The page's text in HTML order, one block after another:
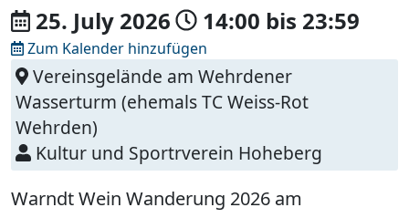
25. July 2026 14:00 bis 23:59
Zum Kalender hinzufügen
Vereinsgelände am Wehrdener
Wasserturm (ehemals TC Weiss-Rot
Wehrden)
Kultur und Sportrverein Hoheberg
Warndt Wein Wanderung 2026 am